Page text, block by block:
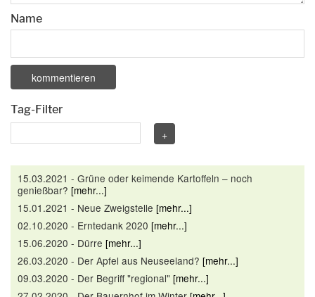
Name
Tag-Filter
15.03.2021 - Grüne oder keimende Kartoffeln – noch
genießbar? [mehr...]
15.01.2021 - Neue Zweigstelle [mehr...]
02.10.2020 - Erntedank 2020 [mehr...]
15.06.2020 - Dürre [mehr...]
26.03.2020 - Der Apfel aus Neuseeland? [mehr...]
09.03.2020 - Der Begriff "regional" [mehr...]